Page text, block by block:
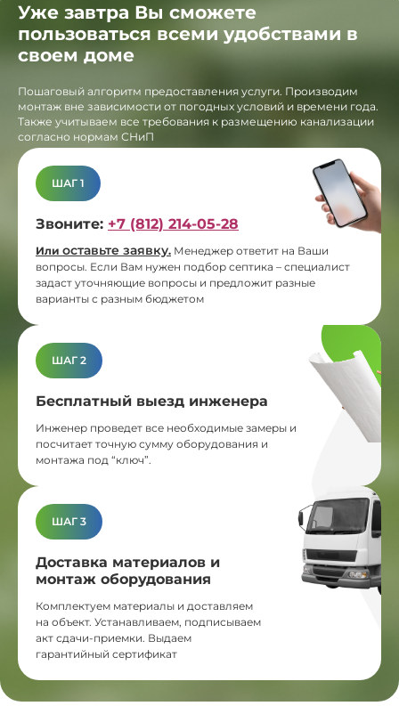
Уже завтра Вы сможете
пользоваться всеми удобствами в
своем доме
Пошаговый алгоритм предоставления услуги. Производим
монтаж вне зависимости от погодных условий и времени года.
Также учитываем все требования к размещению канализации
согласно нормам СНиП
ШАГ 1
Звоните: +7 (812) 214-05-28
Или оставьте заявку. Менеджер ответит на Ваши
вопросы. Если Вам нужен подбор септика – специалист
задаст уточняющие вопросы и предложит разные
варианты с разным бюджетом
ШАГ 2
Бесплатный выезд инженера
Инженер проведет все необходимые замеры и
посчитает точную сумму оборудования и
монтажа под “ключ”.
ШАГ 3
Доставка материалов и
монтаж оборудования
Комплектуем материалы и доставляем
на объект. Устанавливаем, подписываем
акт сдачи-приемки. Выдаем
гарантийный сертификат